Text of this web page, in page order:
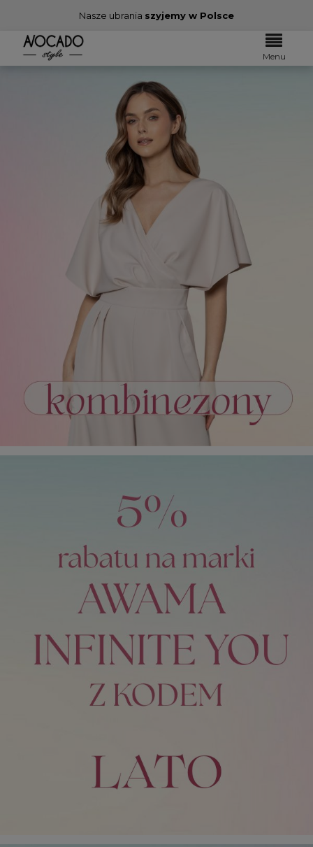
Nasze ubrania szyjemy w Polsce
Menu